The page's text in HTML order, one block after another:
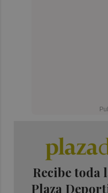
Recibe toda
Plaza